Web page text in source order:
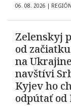
06. 08. 2026 |
Zelenskyj
od
na Ukrajine
navštívi
Kyjev ho
odpútať od